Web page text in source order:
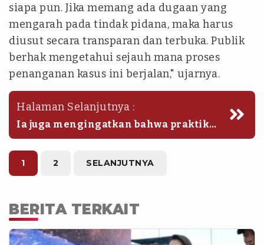
siapa pun. Jika memang ada dugaan yang
mengarah pada tindak pidana, maka harus
diusut secara transparan dan terbuka. Publik
berhak mengetahui sejauh mana proses
penanganan kasus ini berjalan," ujarnya.
Halaman Selanjutnya :
Ia juga mengingatkan bahwa praktik
judi online saat ini telah menjadi
perhatian nasional dan pemerintah
pusat telah menyatakan perang
terhadap aktivitas tersebut.
1 2 SELANJUTNYA
BERITA TERKAIT